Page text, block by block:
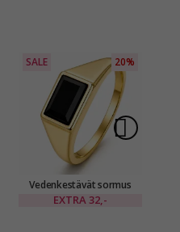
SALE 20%
Vedenkestävät sormus
kullattu teräs
EXTRA32,-